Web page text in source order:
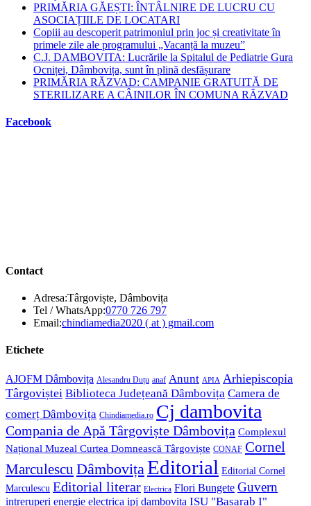
PRIMĂRIA GĂEȘTI: ÎNTÂLNIRE DE LUCRU CU
ASOCIAȚIILE DE LOCATARI
Copiii au descoperit patrimoniul prin joc și creativitate în
primele zile ale programului „Vacanță la muzeu”
C.J. DAMBOVITA: Lucrările la Spitalul de Pediatrie Gura
Ocniței, Dâmbovița, sunt în plină desfășurare
PRIMĂRIA RĂZVAD: CAMPANIE GRATUITĂ DE
STERILIZARE A CÂINILOR ÎN COMUNA RĂZVAD
Facebook
Contact
Adresa:Târgoviște, Dâmbovița
Tel / WhatsApp:0770 726 797Opens
in
Email:chindiamedia2020 ( at ) gmail.comOpens
Etichete
AJOFM Dâmbovița Alesandru Duțu anaf Anunt APIA Arhiepiscopia
Târgoviștei Biblioteca Județeană Dâmbovița Camera de
comerț Dâmbovița Chindiamedia.ro Cj dambovita
Compania de Apă Târgoviște Dâmbovița Complexul
Național Muzeal Curtea Domnească Târgoviște CONAF Cornel
Marculescu Dâmbovița Editorial Editorial Cornel
Marculescu Editorial literar Electrica Flori Bungete Guvern
intreruperi energie electrica ipj dambovita ISU "Basarab I"